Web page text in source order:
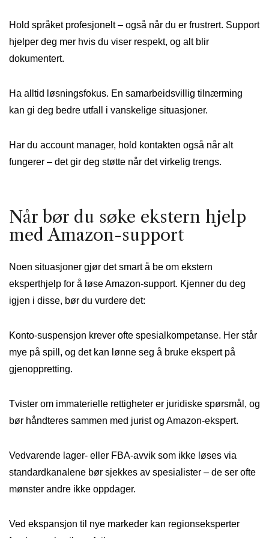
Hold språket profesjonelt – også når du er frustrert. Support
hjelper deg mer hvis du viser respekt, og alt blir
dokumentert.
Ha alltid løsningsfokus. En samarbeidsvillig tilnærming
kan gi deg bedre utfall i vanskelige situasjoner.
Har du account manager, hold kontakten også når alt
fungerer – det gir deg støtte når det virkelig trengs.
Når bør du søke ekstern hjelp
med Amazon-support
Noen situasjoner gjør det smart å be om ekstern
eksperthjelp for å løse Amazon-support. Kjenner du deg
igjen i disse, bør du vurdere det:
Konto-suspensjon krever ofte spesialkompetanse. Her står
mye på spill, og det kan lønne seg å bruke ekspert på
gjenoppretting.
Tvister om immaterielle rettigheter er juridiske spørsmål, og
bør håndteres sammen med jurist og Amazon-ekspert.
Vedvarende lager- eller FBA-avvik som ikke løses via
standardkanalene bør sjekkes av spesialister – de ser ofte
mønster andre ikke oppdager.
Ved ekspansjon til nye markeder kan regionseksperter